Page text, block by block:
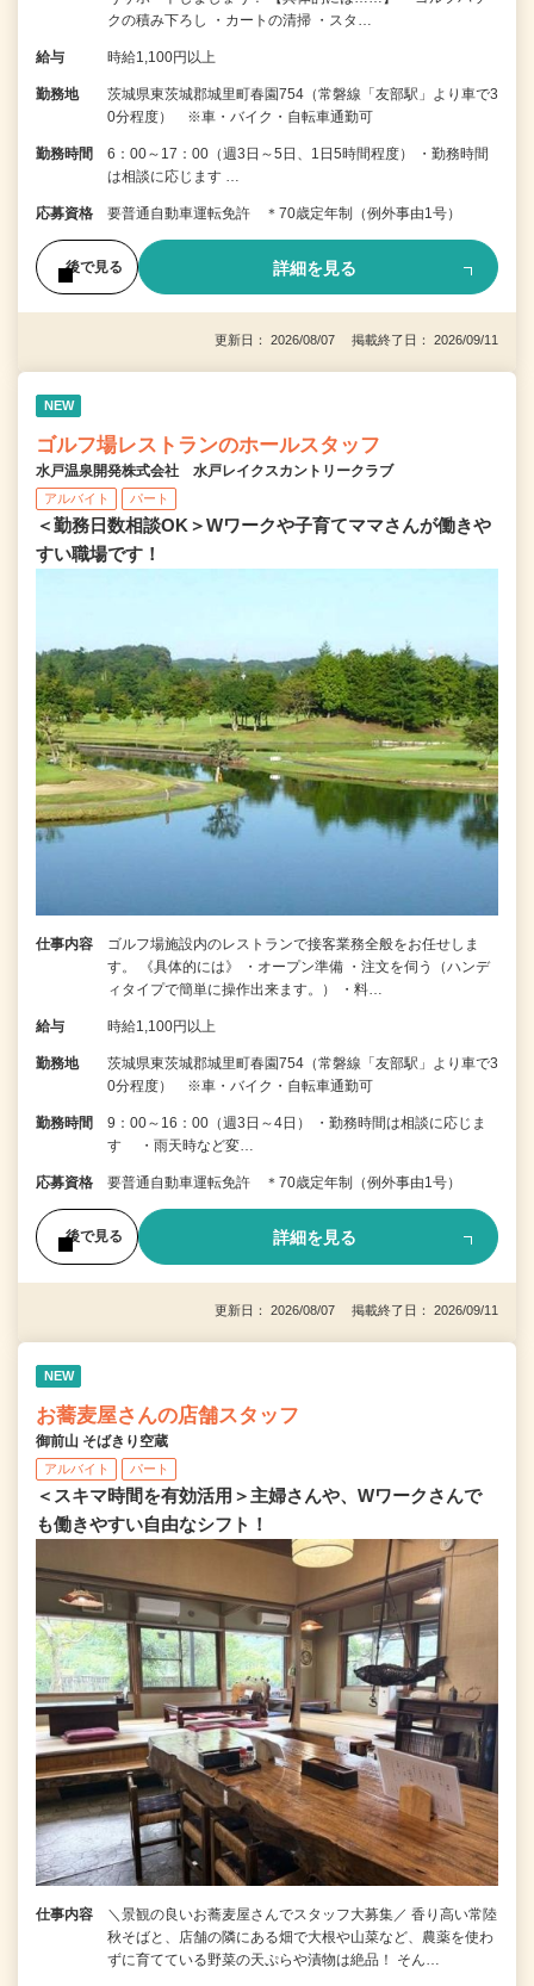
クの積み下ろし ・カートの清掃 ・スタ…
給与 時給1,100円以上
勤務地
茨城県東茨城郡城里町春園754（常磐線「友部駅」より車で3
0分程度） ※車・バイク・自転車通勤可
勤務時間
6：00～17：00（週3日～5日、1日5時間程度） ・勤務時間
は相談に応じます …
応募資格 要普通自動車運転免許 ＊70歳定年制（例外事由1号）
後で見る 詳細を見る
更新日： 2026/08/07 掲載終了日： 2026/09/11
NEW
ゴルフ場レストランのホールスタッフ
水戸温泉開発株式会社 水戸レイクスカントリークラブ
アルバイト パート
＜勤務日数相談OK＞Wワークや子育てママさんが働きや
すい職場です！
仕事内容
ゴルフ場施設内のレストランで接客業務全般をお任せしま
す。 《具体的には》 ・オープン準備 ・注文を伺う（ハンデ
ィタイプで簡単に操作出来ます。） ・料…
給与 時給1,100円以上
勤務地
茨城県東茨城郡城里町春園754（常磐線「友部駅」より車で3
0分程度） ※車・バイク・自転車通勤可
勤務時間
9：00～16：00（週3日～4日） ・勤務時間は相談に応じま
す ・雨天時など変…
応募資格 要普通自動車運転免許 ＊70歳定年制（例外事由1号）
後で見る 詳細を見る
更新日： 2026/08/07 掲載終了日： 2026/09/11
NEW
お蕎麦屋さんの店舗スタッフ
御前山 そばきり空蔵
アルバイト パート
＜スキマ時間を有効活用＞主婦さんや、Wワークさんで
も働きやすい自由なシフト！
仕事内容
＼景観の良いお蕎麦屋さんでスタッフ大募集／ 香り高い常陸
秋そばと、店舗の隣にある畑で大根や山菜など、農薬を使わ
ずに育てている野菜の天ぷらや漬物は絶品！ そん…